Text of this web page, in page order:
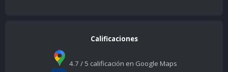
Calificaciones
4.7 / 5 calificación en Google Maps